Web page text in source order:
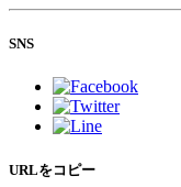
SNS
URLをコピー